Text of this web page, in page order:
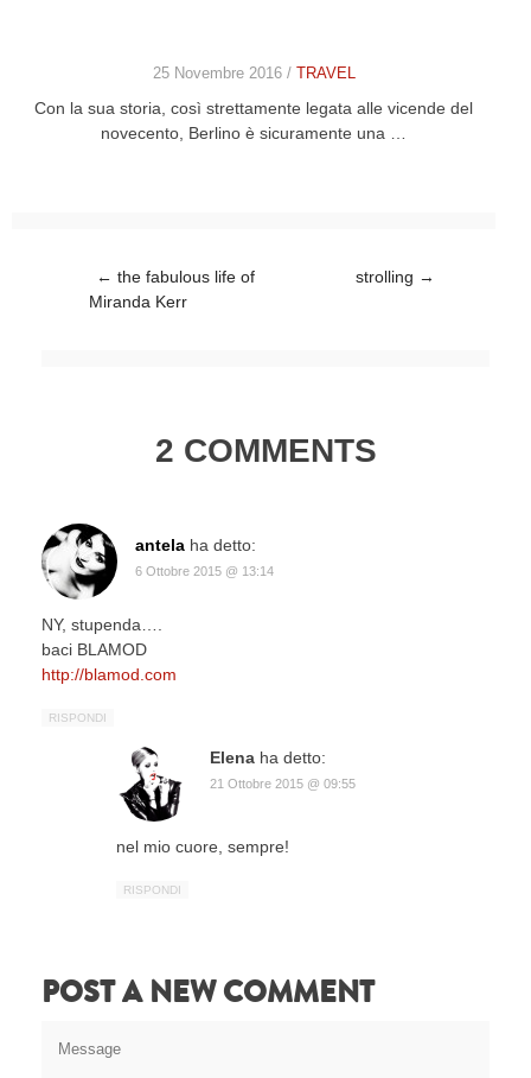
25 Novembre 2016 / TRAVEL
Con la sua storia, così strettamente legata alle vicende del
novecento, Berlino è sicuramente una …
Post navigation
← the fabulous life of
Miranda Kerr
strolling →
2 COMMENTS
antela ha detto:
6 Ottobre 2015 @ 13:14
NY, stupenda….
baci BLAMOD
http://blamod.com
RISPONDI
Elena ha detto:
21 Ottobre 2015 @ 09:55
nel mio cuore, sempre!
RISPONDI
POST A NEW COMMENT